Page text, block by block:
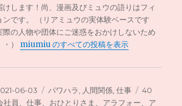
けします！尚、漫画及びミュウの語りはフィ
ンです。 （リアミュウの実体験ベースです
際の人物や団体にご迷惑をおかけしないため
） miumiu のすべての投稿を表示
06-03
カ
テ
パワハラ, 人間関係,仕事
タ
グ
40
員、仕事、おひとりさま、アラフォー、ア